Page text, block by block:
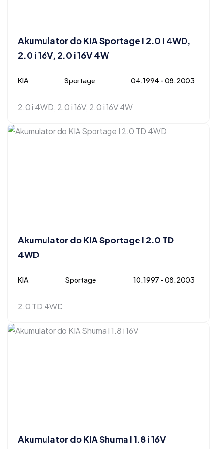
Akumulator do KIA Sportage I 2.0 i 4WD,
2.0 i 16V, 2.0 i 16V 4W
KIA Sportage 04.1994 - 08.2003
2.0 i 4WD, 2.0 i 16V, 2.0 i 16V 4W
Akumulator do KIA Sportage I 2.0 TD
4WD
KIA Sportage 10.1997 - 08.2003
2.0 TD 4WD
Akumulator do KIA Shuma I 1.8 i 16V